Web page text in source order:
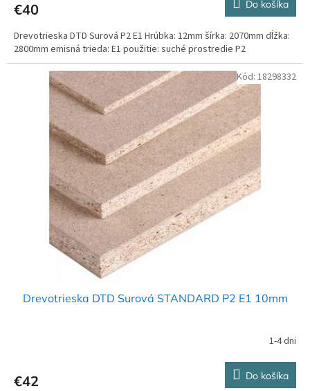
€40 Do košíka
Drevotrieska DTD Surová P2 E1 Hrúbka: 12mm šírka: 2070mm dĺžka:
2800mm emisná trieda: E1 použitie: suché prostredie P2
Drevotrieska DTD Surová STANDARD P2 E1 10mm
1-4 dni
€42 Do košíka
Kód: 18298332